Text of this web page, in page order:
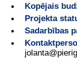
Kopējais
Projekta
Sadarbības